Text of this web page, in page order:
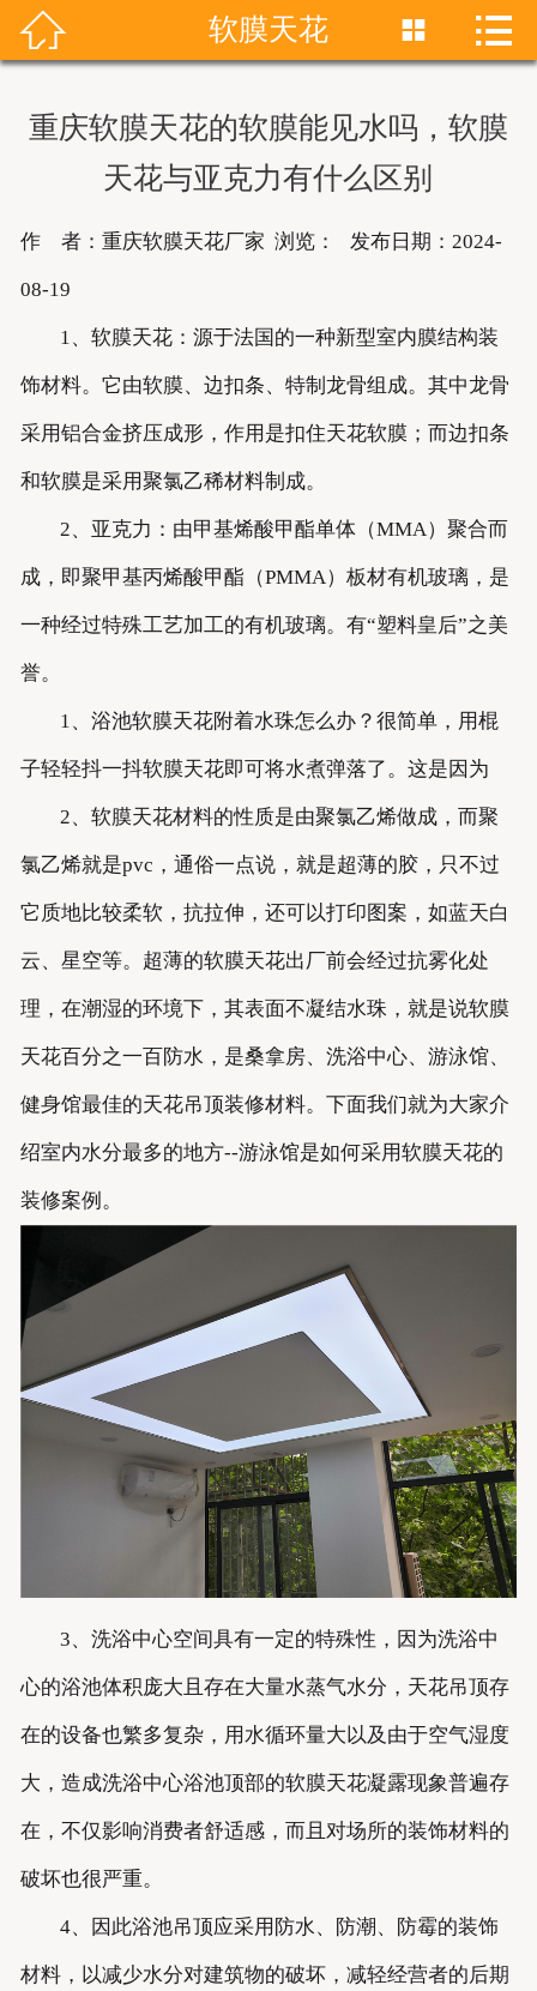
首页
联系我们
 软膜天花  
重庆软膜天花的软膜能见水吗，软膜
天花与亚克力有什么区别
作 者：重庆软膜天花厂家 浏览： 发布日期：2024-
08-19
1、软膜天花：源于法国的一种新型室内膜结构装
饰材料。它由软膜、边扣条、特制龙骨组成。其中龙骨
采用铝合金挤压成形，作用是扣住天花软膜；而边扣条
和软膜是采用聚氯乙稀材料制成。
2、亚克力：由甲基烯酸甲酯单体（MMA）聚合而
成，即聚甲基丙烯酸甲酯（PMMA）板材有机玻璃，是
一种经过特殊工艺加工的有机玻璃。有“塑料皇后”之美
誉。
1、浴池软膜天花附着水珠怎么办？很简单，用棍
子轻轻抖一抖软膜天花即可将水煮弹落了。这是因为
2、软膜天花材料的性质是由聚氯乙烯做成，而聚
氯乙烯就是pvc，通俗一点说，就是超薄的胶，只不过
它质地比较柔软，抗拉伸，还可以打印图案，如蓝天白
云、星空等。超薄的软膜天花出厂前会经过抗雾化处
理，在潮湿的环境下，其表面不凝结水珠，就是说软膜
天花百分之一百防水，是桑拿房、洗浴中心、游泳馆、
健身馆最佳的天花吊顶装修材料。下面我们就为大家介
绍室内水分最多的地方--游泳馆是如何采用软膜天花的
装修案例。
3、洗浴中心空间具有一定的特殊性，因为洗浴中
心的浴池体积庞大且存在大量水蒸气水分，天花吊顶存
在的设备也繁多复杂，用水循环量大以及由于空气湿度
大，造成洗浴中心浴池顶部的软膜天花凝露现象普遍存
在，不仅影响消费者舒适感，而且对场所的装饰材料的
破坏也很严重。
4、因此浴池吊顶应采用防水、防潮、防霉的装饰
材料，以减少水分对建筑物的破坏，减轻经营者的后期